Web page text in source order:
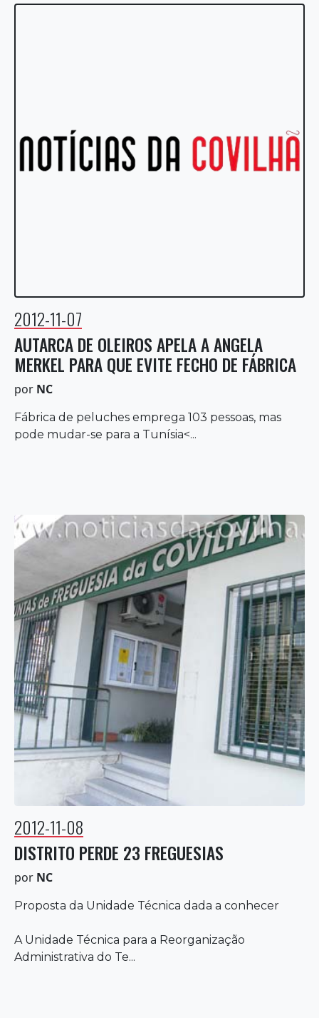
2012-11-07
AUTARCA DE OLEIROS APELA A ANGELA
MERKEL PARA QUE EVITE FECHO DE FÁBRICA
por NC
Fábrica de peluches emprega 103 pessoas, mas
pode mudar-se para a Tunísia<...
2012-11-08
DISTRITO PERDE 23 FREGUESIAS
por NC
Proposta da Unidade Técnica dada a conhecer
A Unidade Técnica para a Reorganização
Administrativa do Te...